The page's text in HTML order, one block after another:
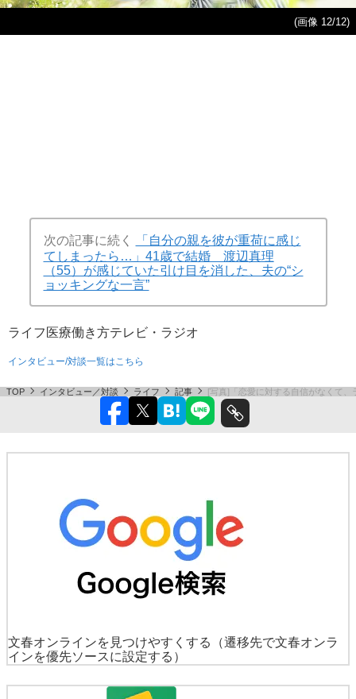
(画像 12/12)
次の記事に続く
「自分の親を彼が重荷に感じ
てしまったら…」41歳で結婚 渡辺真理
（55）が感じていた引け目を消した、夫の“シ
ョッキングな一言”
ライフ 医療働き方テレビ・ラジオ
インタビュー/対談一覧はこちら
TOP インタビュー／対談 ライフ 記事 [写真]「恋愛に対する自信がなくて
文春オンラインを見つけやすくする
（遷移先で文春オンラ
インを優先ソースに設定する）